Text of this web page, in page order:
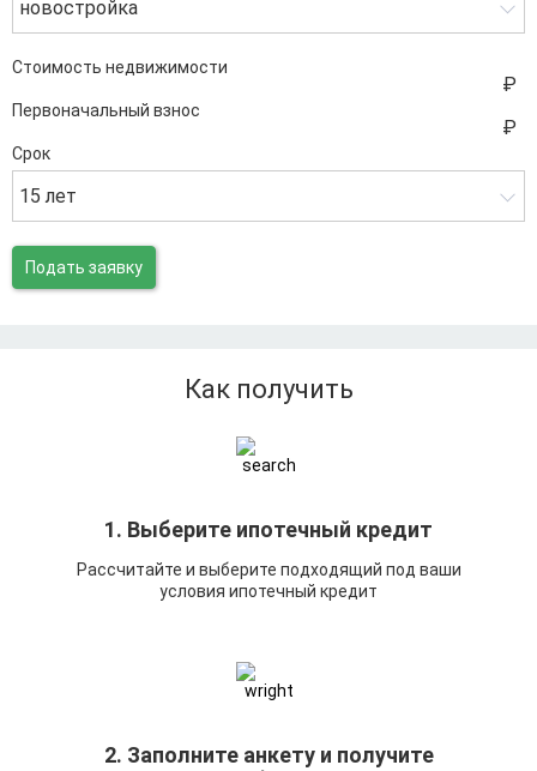
новостройка
Стоимость недвижимости
Первоначальный взнос
Срок
15 лет
Подать заявку
Как получить
1. Выберите ипотечный кредит
Рассчитайте и выберите подходящий под ваши
условия ипотечный кредит
2. Заполните анкету и получите